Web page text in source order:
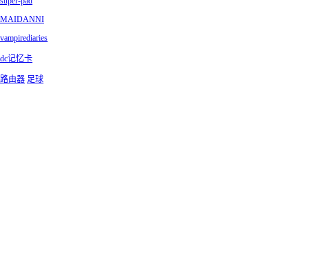
MAIDANNI
vampirediaries
dc记忆卡
路由器 足球